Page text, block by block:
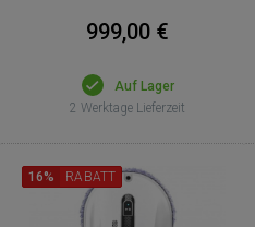
999,00 €
Auf Lager
2 Werktage Lieferzeit
16% RABATT